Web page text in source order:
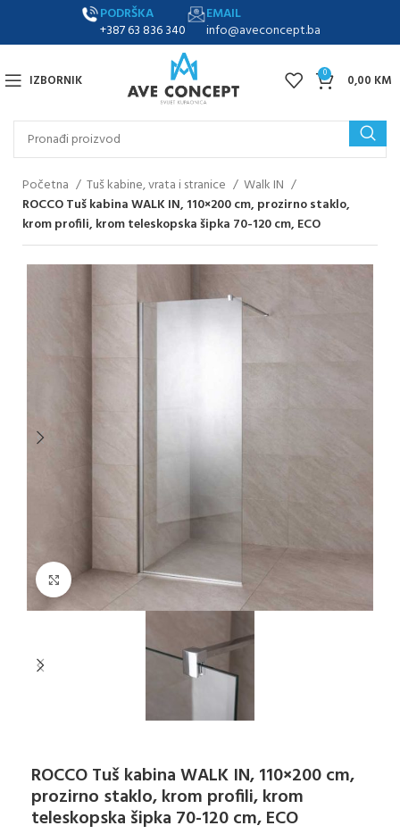
PODRŠKA
+387 63 836 340
EMAIL
info@aveconcept.ba
IZBORNIK 0 0,00 KM
Početna Tuš kabine, vrata i stranice
Walk IN
ROCCO Tuš kabina WALK IN, 110×200 cm, prozirno staklo,
krom profili, krom teleskopska šipka 70-120 cm, ECO
Klikni za uvećanje
ROCCO Tuš kabina WALK IN, 110×200 cm,
prozirno staklo, krom profili, krom
teleskopska šipka 70-120 cm, ECO